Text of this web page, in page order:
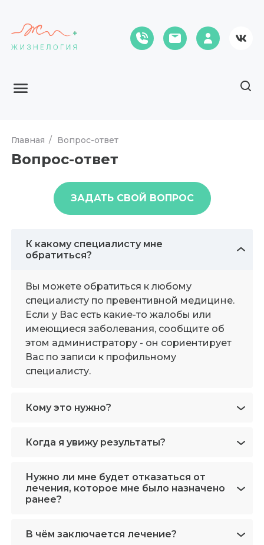
Главная Вопрос-ответ
Вопрос-ответ
ЗАДАТЬ СВОЙ ВОПРОС
К какому специалисту мне
обратиться?
Вы можете обратиться к любому
специалисту по превентивной медицине.
Если у Вас есть какие-то жалобы или
имеющиеся заболевания, сообщите об
этом администратору - он сориентирует
Вас по записи к профильному
специалисту.
Кому это нужно?
Когда я увижу результаты?
Нужно ли мне будет отказаться от
лечения, которое мне было назначено
ранее?
В чём заключается лечение?